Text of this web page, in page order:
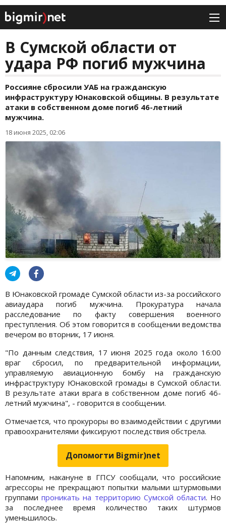
В Сумской области от
удара РФ погиб мужчина
Россияне сбросили УАБ на гражданскую
инфраструктуру Юнаковской общины. В результате
атаки в собственном доме погиб 46-летний
мужчина.
18 июня 2025, 02:06
В Юнаковской громаде Сумской области из-за российского
авиаудара погиб мужчина. Прокуратура начала
расследование по факту совершения военного
преступления. Об этом говорится в сообщении ведомства
вечером во вторник, 17 июня.
"По данным следствия, 17 июня 2025 года около 16:00
враг сбросил, по предварительной информации,
управляемую авиационную бомбу на гражданскую
инфраструктуру Юнаковской громады в Сумской области.
В результате атаки врага в собственном доме погиб 46-
летний мужчина", - говорится в сообщении.
Отмечается, что прокуроры во взаимодействии с другими
правоохранителями фиксируют последствия обстрела.
Допомогти Bigmir)net
Напомним, накануне в ГПСУ сообщали, что российские
агрессоры не прекращают попытки малыми штурмовыми
группамипроникать на территорию Сумской области. Но
за последнее время количество таких штурмов
уменьшилось.